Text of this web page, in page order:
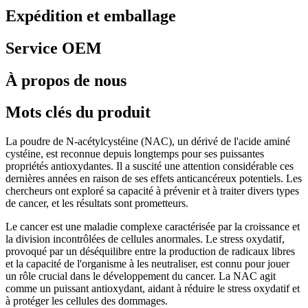
Expédition et emballage
Service OEM
À propos de nous
Mots clés du produit
La poudre de N-acétylcystéine (NAC), un dérivé de l'acide aminé
cystéine, est reconnue depuis longtemps pour ses puissantes
propriétés antioxydantes. Il a suscité une attention considérable ces
dernières années en raison de ses effets anticancéreux potentiels. Les
chercheurs ont exploré sa capacité à prévenir et à traiter divers types
de cancer, et les résultats sont prometteurs.
Le cancer est une maladie complexe caractérisée par la croissance et
la division incontrôlées de cellules anormales. Le stress oxydatif,
provoqué par un déséquilibre entre la production de radicaux libres
et la capacité de l'organisme à les neutraliser, est connu pour jouer
un rôle crucial dans le développement du cancer. La NAC agit
comme un puissant antioxydant, aidant à réduire le stress oxydatif et
à protéger les cellules des dommages.